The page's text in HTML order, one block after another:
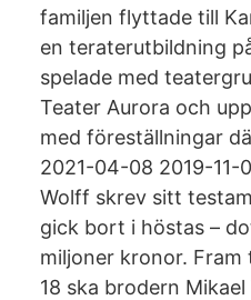
familjen flyttade till
en teraterutbildning
spelade med
Teater Aurora och
med föreställningar
2021-04-08 2019-11-
Wolff skrev sitt
gick bort i höstas –
miljoner kronor.
18 ska brodern